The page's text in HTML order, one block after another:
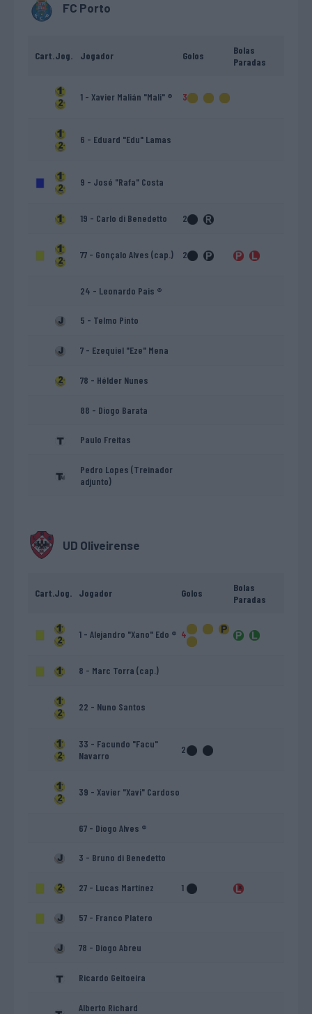
FC Porto
Cart.Jog. Jogador Golos
Bolas
Paradas
1 - Xavier Malián "Mali" ® 3
6 - Eduard "Edu" Lamas
9 - José "Rafa" Costa
19 - Carlo di Benedetto 2
77 - Gonçalo Alves (cap.) 2
24 - Leonardo Pais ®
5 - Telmo Pinto
7 - Ezequiel "Eze" Mena
78 - Hélder Nunes
88 - Diogo Barata
Paulo Freitas
Pedro Lopes (Treinador
adjunto)
UD Oliveirense
Cart.Jog. Jogador Golos
Bolas
Paradas
1 - Alejandro "Xano" Edo ® 4
8 - Marc Torra (cap.)
22 - Nuno Santos
33 - Facundo "Facu"
Navarro
2
39 - Xavier "Xavi" Cardoso
67 - Diogo Alves ®
3 - Bruno di Benedetto
27 - Lucas Martínez 1
57 - Franco Platero
78 - Diogo Abreu
Ricardo Geitoeira
Alberto Richard